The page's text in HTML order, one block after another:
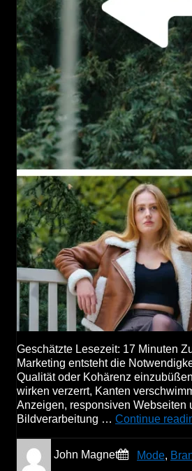
Geschätzte Lesezeit: 17 Minuten
Marketing entsteht die
Qualität oder Kohärenz
wirken verzerrt, Kanten
Anzeigen, responsiven Webseiten
Bildverarbeitung … Continue
John Magnet Mode